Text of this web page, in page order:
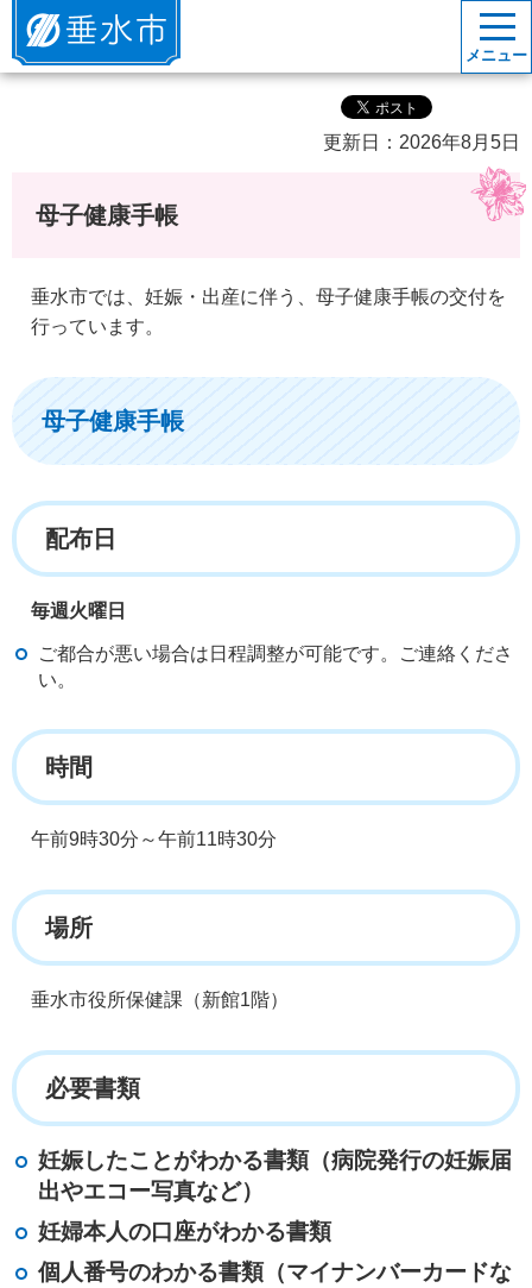
垂水市
メニュー
更新日：2026年8月5日
母子健康手帳
垂水市では、妊娠・出産に伴う、母子健康手帳の交付を
行っています。
母子健康手帳
配布日
毎週火曜日
ご都合が悪い場合は日程調整が可能です。ご連絡くださ
い。
時間
午前9時30分～午前11時30分
場所
垂水市役所保健課（新館1階）
必要書類
妊娠したことがわかる書類（病院発行の妊娠届
出やエコー写真など）
妊婦本人の口座がわかる書類
個人番号のわかる書類（マイナンバーカードな